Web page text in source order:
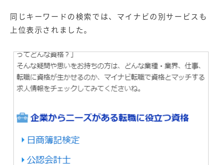
同じキーワードの検索では、マイナビの別サービスも
上位表示されました。